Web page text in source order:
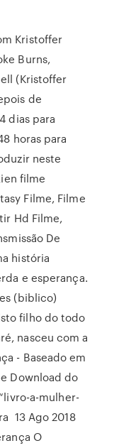
Kristoffer
Burns,
(Kristoffer
de
dias para
horas para
neste
filme
Filme, Filme
Hd Filme,
De
história
e esperança.
(biblico)
filho do todo
nasceu com a
- Baseado em
Download do
a-mulher-
13 Ago 2018
O